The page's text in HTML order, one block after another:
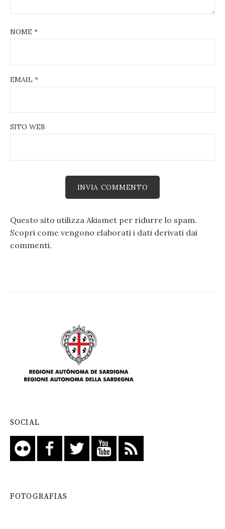
NOME *
EMAIL *
SITO WEB
Questo sito utilizza Akismet per ridurre lo spam.
Scopri come vengono elaborati i dati derivati dai
commenti.
SOCIAL
FOTOGRAFIAS